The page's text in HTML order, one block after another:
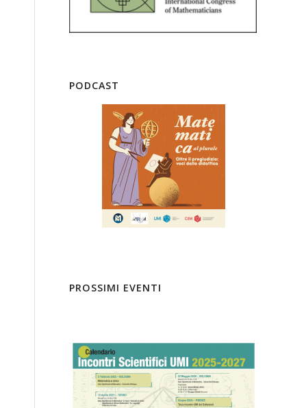
PODCAST
PROSSIMI EVENTI